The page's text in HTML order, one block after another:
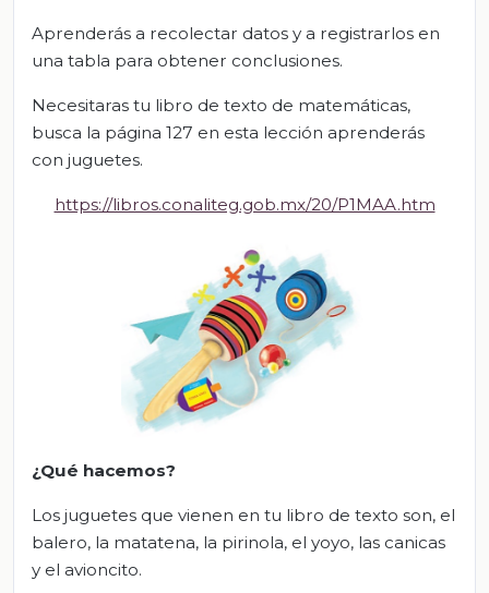
Aprenderás a recolectar datos y a registrarlos en
una tabla para obtener conclusiones.
Necesitaras tu libro de texto de matemáticas,
busca la página 127 en esta lección aprenderás
con juguetes.
https://libros.conaliteg.gob.mx/20/P1MAA.htm
¿Qué hacemos?
Los juguetes que vienen en tu libro de texto son, el
balero, la matatena, la pirinola, el yoyo, las canicas
y el avioncito.